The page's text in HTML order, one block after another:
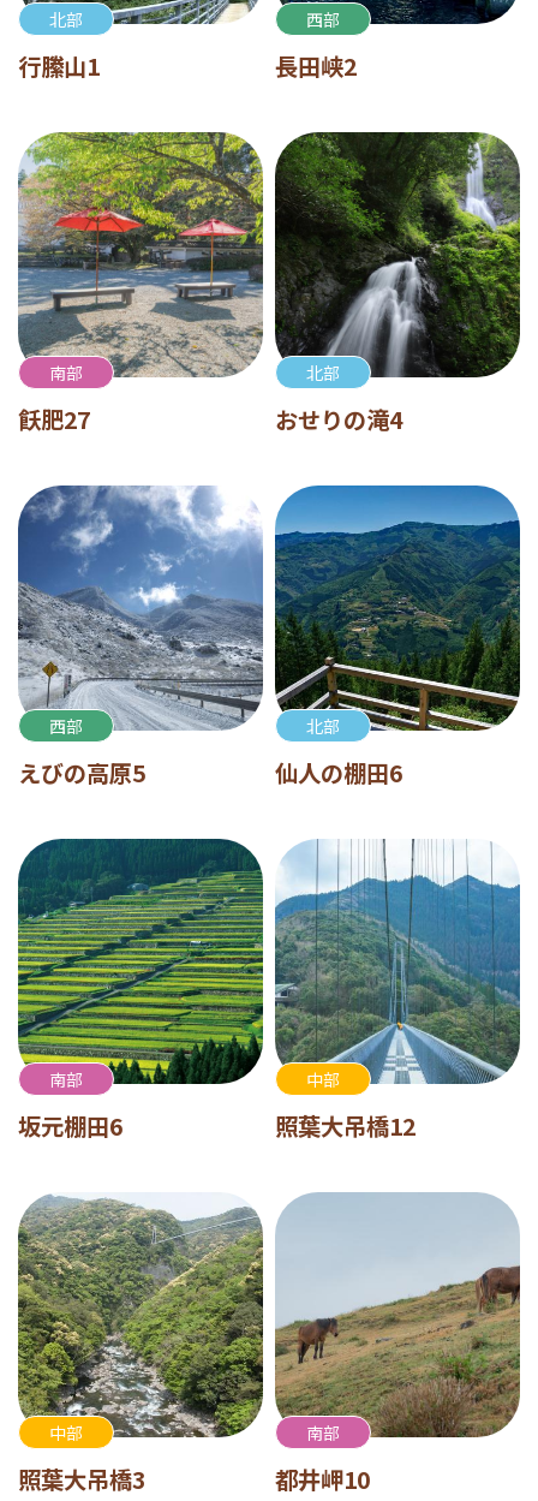
北部
行縢山1
西部
長田峡2
南部
飫肥27
北部
おせりの滝4
西部
えびの高原5
北部
仙人の棚田6
南部
坂元棚田6
中部
照葉大吊橋12
中部
照葉大吊橋3
南部
都井岬10